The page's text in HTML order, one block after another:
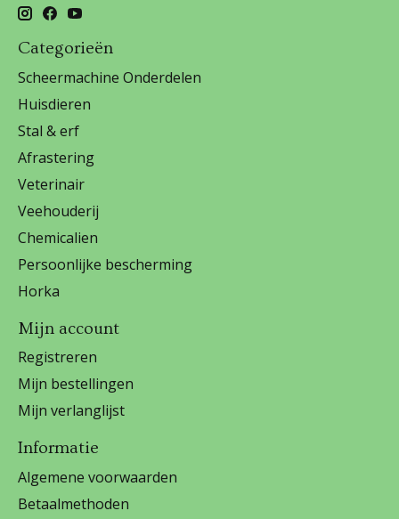
Categorieën
Scheermachine Onderdelen
Huisdieren
Stal & erf
Afrastering
Veterinair
Veehouderij
Chemicalien
Persoonlijke bescherming
Horka
Mijn account
Registreren
Mijn bestellingen
Mijn verlanglijst
Informatie
Algemene voorwaarden
Betaalmethoden